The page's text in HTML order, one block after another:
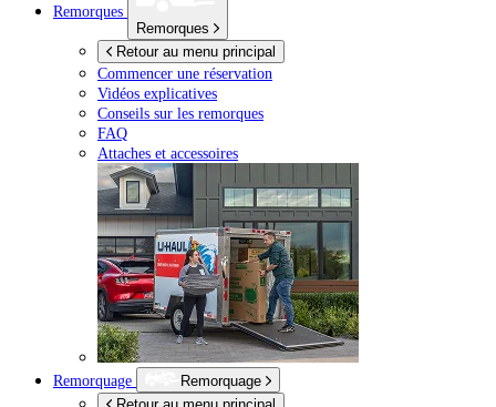
Remorques
Remorques
Retour au menu principal
Commencer une réservation
Vidéos explicatives
Conseils sur les remorques
FAQ
Attaches et accessoires
Remorquage
Remorquage